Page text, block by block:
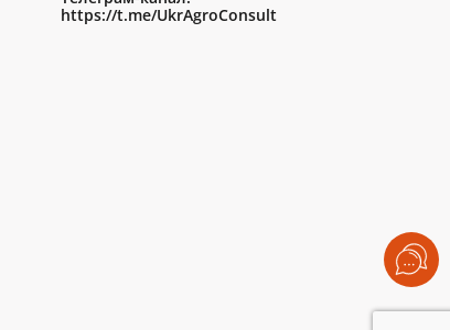
https://t.me/UkrAgroConsult